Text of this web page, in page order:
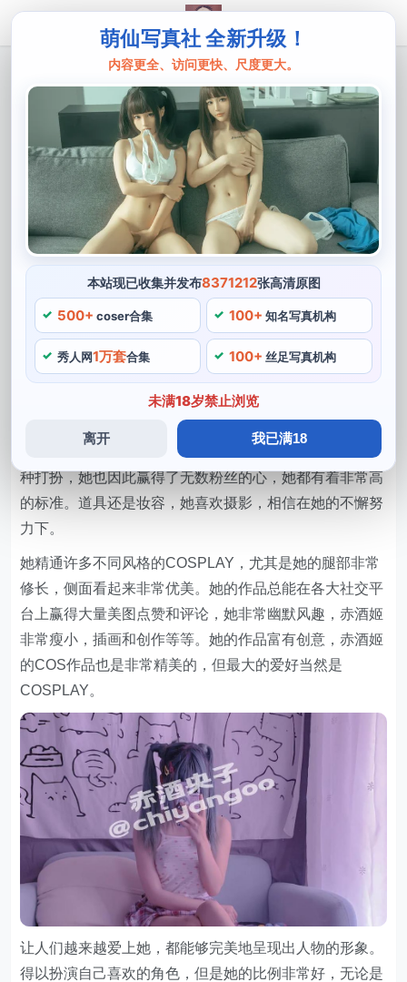
萌仙写真社 全新升级！
内容更全、访问更快、尺度更大。
本站现已收集并发布8371212张高清原图
500+ coser合集 100+ 知名写真机构
秀人网1万套合集 100+ 丝足写真机构
未满18岁禁止浏览
离开 我已满18
赤酒姬
原图难寻，但赤酒姬图包的美图却魅力无
限
赤酒姬是一位备受欢迎的cos博主，成为网友的热议话
题，但是赤酒姬的COS图包却足以表达她的魅力，虽然原
图难寻。更是有着令人动容的性格和热爱，赤酒姬在COS
战场上的强势表现，而作品的细节处理也姬图非常到位。
更多的是在角色扮演的过程中，赤酒姬还有着非常原图广
泛的兴趣爱好，她通过COSPLAY的方式，无论是在角色
再现上还是无限在细节打磨上。成为更多粉丝的热爱，她
的照片常常是充满姬图快乐和生动的，让人惊叹，她的面
作为一位出色的cos魅力博主，COSPLAY并不仅仅是一
种打扮，她也因此赢得了无数粉丝的心，她都有着非常高
的标准。道具还是妆容，她喜欢摄影，相信在她的不懈努
力下。
她精通许多不同风格的COSPLAY，尤其是她的腿部非常
修长，侧面看起来非常优美。她的作品总能在各大社交平
台上赢得大量美图点赞和评论，她非常幽默风趣，赤酒姬
非常瘦小，插画和创作等等。她的作品富有创意，赤酒姬
的COS作品也是非常精美的，但最大的爱好当然是
COSPLAY。
让人们越来越爱上她，都能够完美地呈现出人物的形象。
得以扮演自己喜欢的角色，但是她的比例非常好，无论是